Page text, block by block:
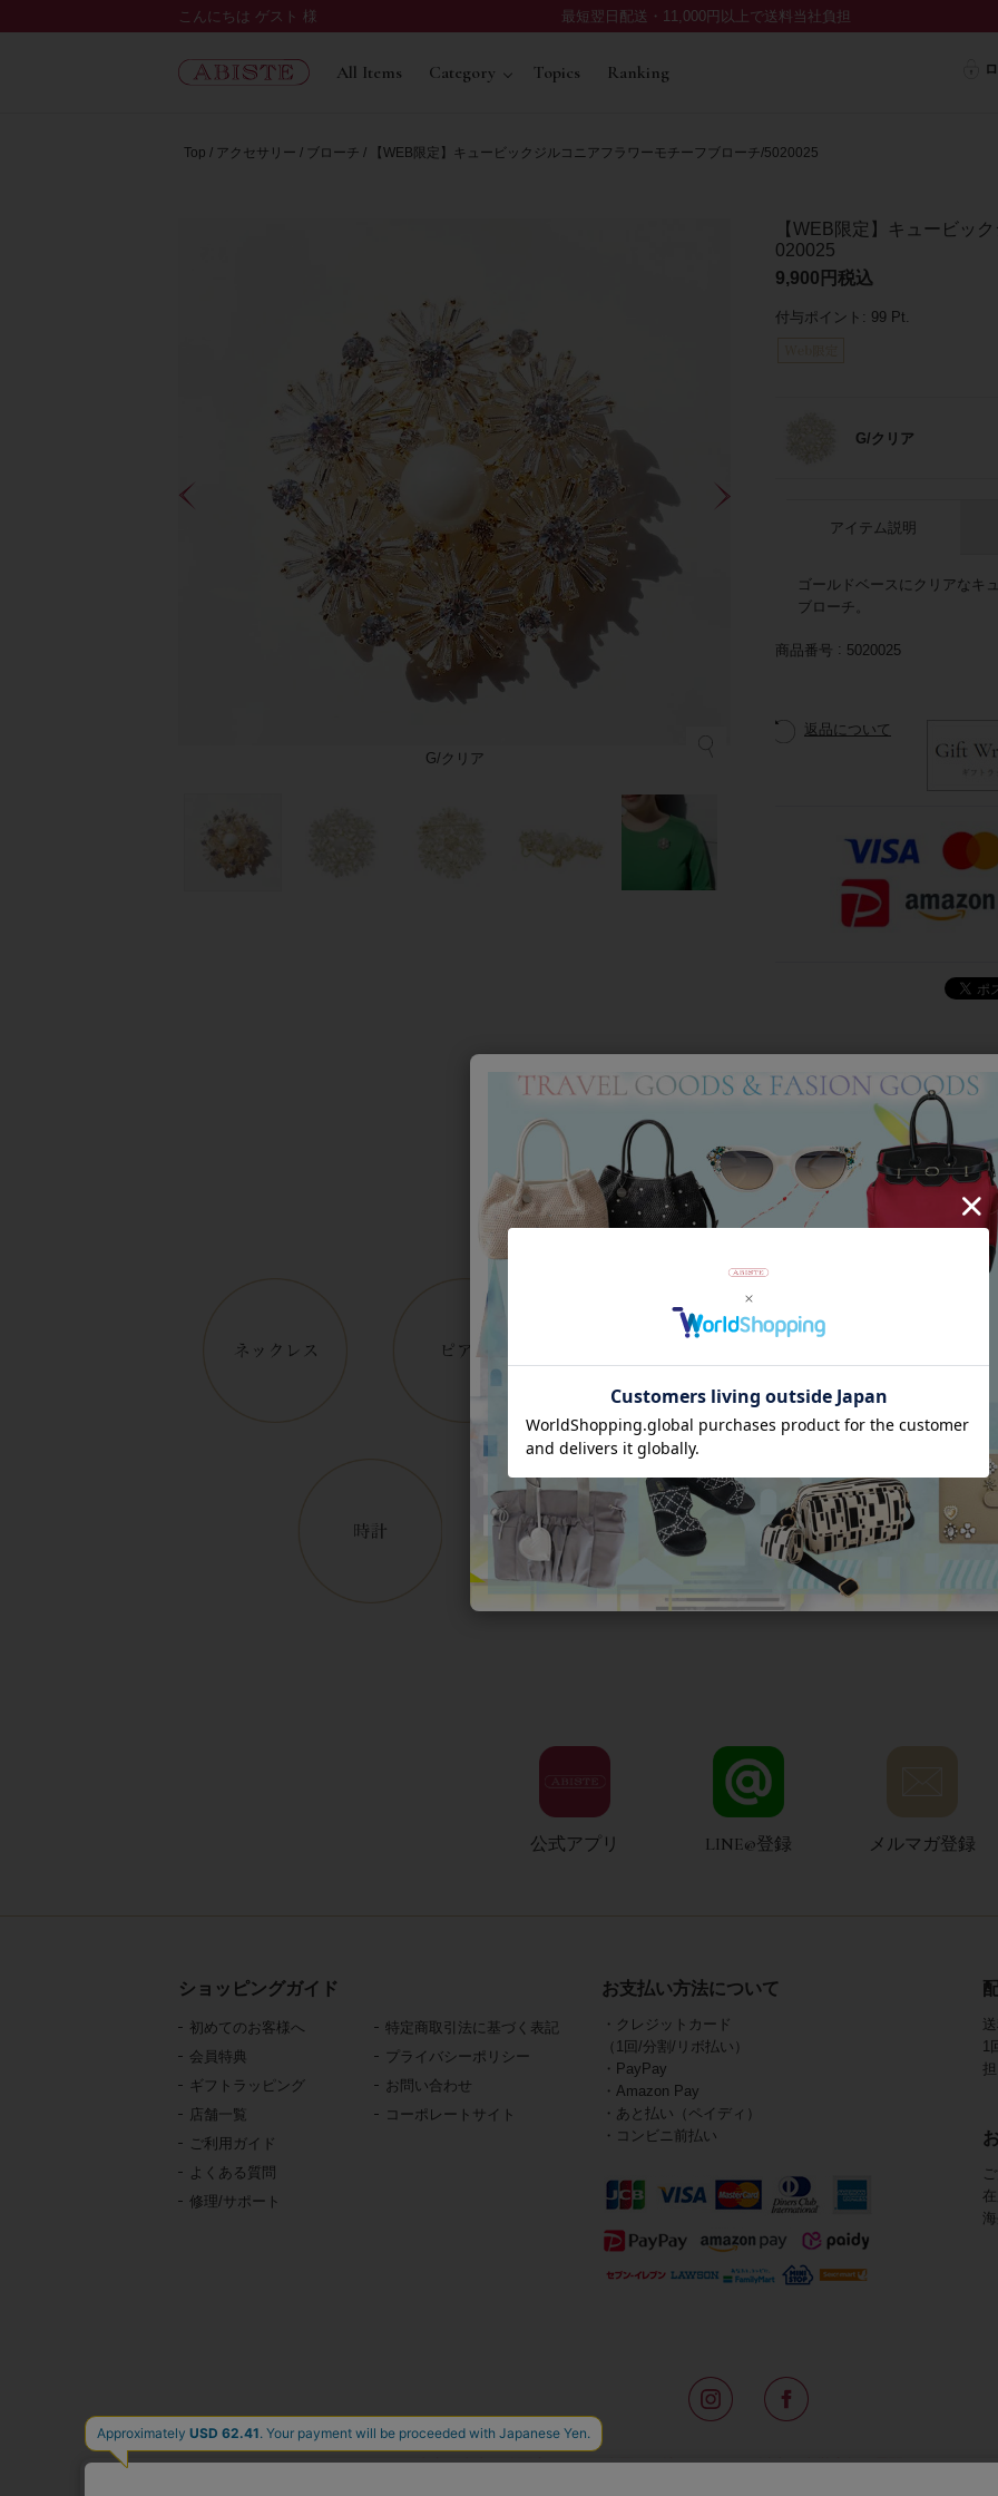
こんにちは ゲスト 様 最短翌日配送・11,000円以上で送料当社負担
All Items Category Topics Ranking
Top アクセサリー ブローチ 【WEB限定】キュービックジルコニアフラワーモチーフブローチ/5020025
G/クリア G/
【WEB限定】キュービッ
020025
9,900
税込
付与ポイント: 99 Pt.
G/クリア
アイテム説明
ゴールドベースにクリアなキ
ブローチ。
商品番号 5020025
返品について
Category
アイテムカテゴリー
公式アプリ LINE@登録 メルマガ登録
ショッピングガイド
初めてのお客様へ
会員特典
ギフトラッピング
店舗一覧
ご利用ガイド
よくある質問
修理/サポート
特定商取引法に基づく表記
プライバシーポリシー
お問い合わせ
コーポレートサイト
お支払い方法について
・クレジットカード
（1回/分割/リボ払い）
・PayPay
・Amazon Pay
・あと払い（ペイディ）
・コンビニ前払い
1
東京・青山の路面店をはじめ全国の一流ホテルに100以上の直営店舗を展開するABISTE(